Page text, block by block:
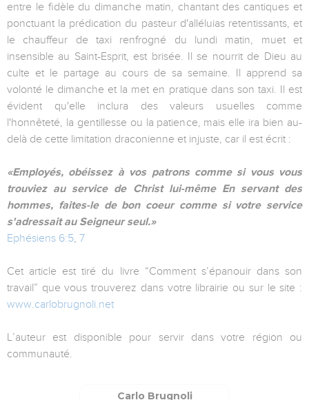
entre le fidèle du dimanche matin, chantant des cantiques et
ponctuant la prédication du pasteur d'alléluias retentissants, et
le chauffeur de taxi renfrogné du lundi matin, muet et
insensible au Saint-Esprit, est brisée. Il se nourrit de Dieu au
culte et le partage au cours de sa semaine. Il apprend sa
volonté le dimanche et la met en pratique dans son taxi. Il est
évident qu'elle inclura des valeurs usuelles comme
l'honnêteté, la gentillesse ou la patience, mais elle ira bien au-
delà de cette limitation draconienne et injuste, car il est écrit :
«Employés, obéissez à vos patrons comme si vous vous
trouviez au service de Christ lui-même En servant des
hommes, faites-le de bon coeur comme si votre service
s'adressait au Seigneur seul.»
Ephésiens 6:5, 7
Cet article est tiré du livre “Comment s’épanouir dans son
travail” que vous trouverez dans votre librairie ou sur le site :
www.carlobrugnoli.net
L’auteur est disponible pour servir dans votre région ou
communauté.
Carlo Brugnoli